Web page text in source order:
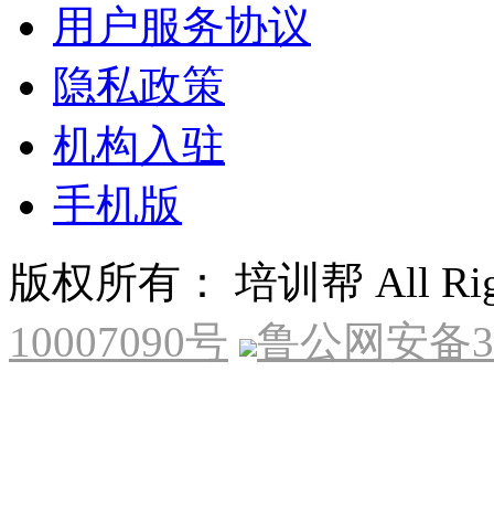
用户服务协议
隐私政策
机构入驻
手机版
版权所有： 培训帮 All
10007090号
鲁公网安备